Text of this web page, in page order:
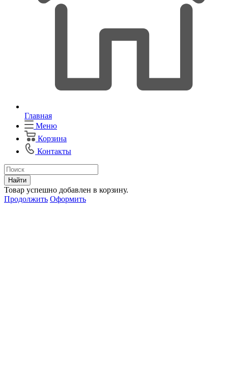
Главная
Меню
Корзина
Контакты
Найти
Товар успешно добавлен в корзину.
Продолжить Оформить